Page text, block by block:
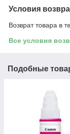
Условия
Возврат товара в
Все условия
Подобные